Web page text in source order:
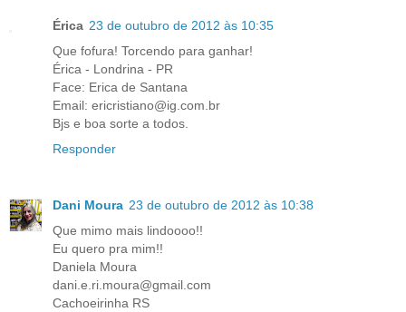
Érica 23 de outubro de 2012 às 10:35
Que fofura! Torcendo para ganhar!
Érica - Londrina - PR
Face: Erica de Santana
Email: ericristiano@ig.com.br
Bjs e boa sorte a todos.
Responder
Dani Moura 23 de outubro de 2012 às 10:38
Que mimo mais lindoooo!!
Eu quero pra mim!!
Daniela Moura
dani.e.ri.moura@gmail.com
Cachoeirinha RS